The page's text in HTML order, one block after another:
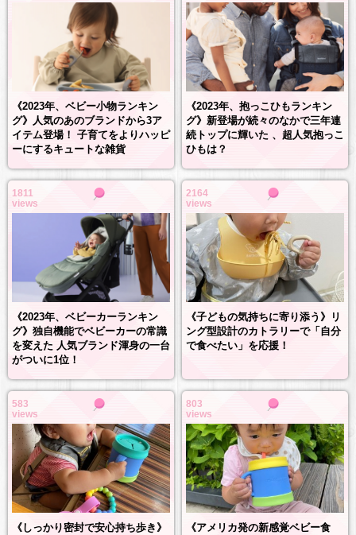
《2023年、ベビー小物ランキン
グ》人気のあのブランドから3ア
イテム登場！ 子育てをよりハッピ
ーにするキュートな雑貨
《2023年、抱っこひもランキン
グ》新登場が続々のなかで三年連
続トップに輝いた 、超人気抱っこ
ひもは？
1811
views
《2023年、ベビーカーランキン
グ》独自機能でベビーカーの常識
を変えた 人気ブランド渾身の一台
がついに1位！
2164
views
《子どもの気持ちに寄り添う》リ
ング型設計のカトラリーで「自分
で食べたい」を応援！
583
views
《しっかり密封で安心持ち歩き》
803
views
《アメリカ発の新感覚ベビー食